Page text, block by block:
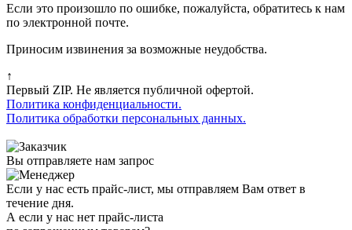
Если это произошло по ошибке, пожалуйста, обратитесь к нам
по электронной почте.
Приносим извинения за возможные неудобства.
↑
Первый ZIP. Не является публичной офертой.
Политика конфиденциальности.
Политика обработки персональных данных.
Вы отправляете нам запрос
Если у нас есть прайс-лист, мы отправляем Вам ответ в
течение дня.
А если у нас нет прайс-листа